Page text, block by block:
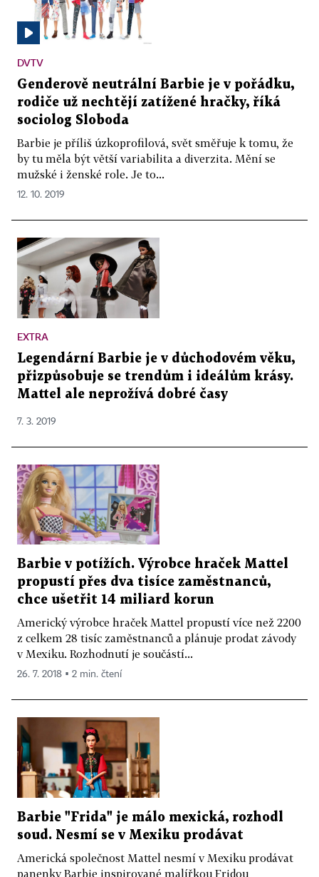
DVTV
Genderově neutrální Barbie je v pořádku,
rodiče už nechtějí zatížené hračky, říká
sociolog Sloboda
Barbie je příliš úzkoprofilová, svět směřuje k tomu, že
by tu měla být větší variabilita a diverzita. Mění se
mužské i ženské role. Je to...
12. 10. 2019
EXTRA
Legendární Barbie je v důchodovém věku,
přizpůsobuje se trendům i ideálům krásy.
Mattel ale neprožívá dobré časy
7. 3. 2019
Barbie v potížích. Výrobce hraček Mattel
propustí přes dva tisíce zaměstnanců,
chce ušetřit 14 miliard korun
Americký výrobce hraček Mattel propustí více než 2200
z celkem 28 tisíc zaměstnanců a plánuje prodat závody
v Mexiku. Rozhodnutí je součástí...
26. 7. 2018 ▪ 2 min. čtení
Barbie "Frida" je málo mexická, rozhodl
soud. Nesmí se v Mexiku prodávat
Americká společnost Mattel nesmí v Mexiku prodávat
panenky Barbie inspirované malířkou Fridou